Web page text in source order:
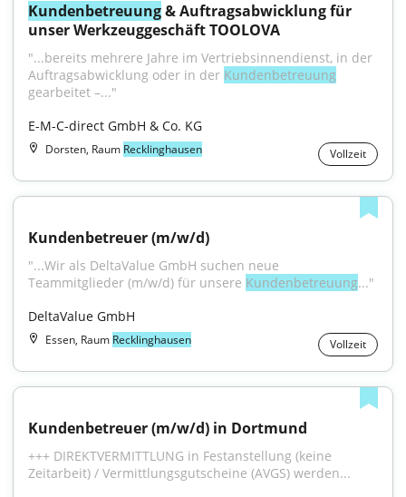
Kundenbetreuung & Auftragsabwicklung für
unser Werkzeuggeschäft TOOLOVA
"...bereits mehrere Jahre im Vertriebsinnendienst, in der
Auftragsabwicklung oder in der Kundenbetreuung
gearbeitet –..."
E-M-C-direct GmbH & Co. KG
Dorsten, Raum Recklinghausen Vollzeit
Kundenbetreuer (m/w/d)
"...Wir als DeltaValue GmbH suchen neue
Teammitglieder (m/w/d) für unsere Kundenbetreuung..."
DeltaValue GmbH
Essen, Raum Recklinghausen Vollzeit
Kundenbetreuer (m/w/d) in Dortmund
+++ DIREKTVERMITTLUNG in Festanstellung (keine
Zeitarbeit) / Vermittlungsgutscheine (AVGS) werden...